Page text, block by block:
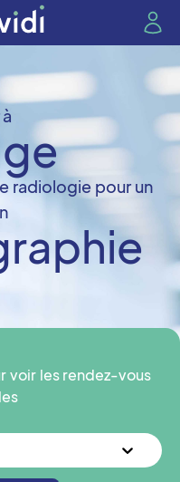
radiologie pour un
voir les rendez-vous